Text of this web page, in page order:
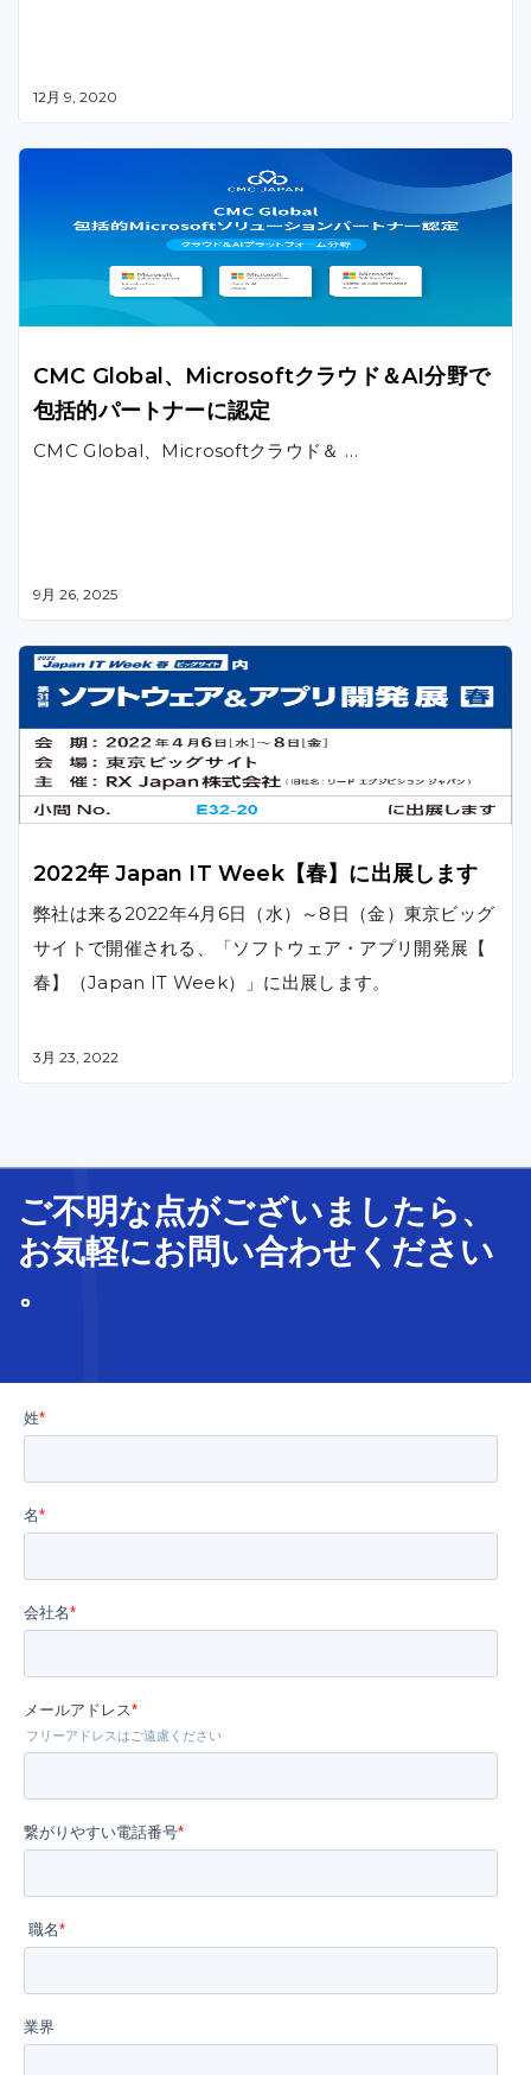
12月 9, 2020
CMC Global、Microsoftクラウド＆AI分野で
包括的パートナーに認定
CMC Global、Microsoftクラウド＆ …
9月 26, 2025
2022年 Japan IT Week【春】に出展します
弊社は来る2022年4月6日（水）～8日（金）東京ビッグ
サイトで開催される、「ソフトウェア・アプリ開発展【
春】（Japan IT Week）」に出展します。
3月 23, 2022
ご不明な点がございましたら、
お気軽にお問い合わせ ください
。